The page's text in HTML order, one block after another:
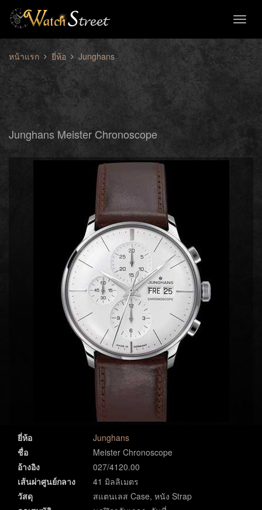
หน้าแรก ยี่ห้อ Junghans
Junghans Meister Chronoscope
ยี่ห้อ
Junghans
ชื่อ
Meister Chronoscope
อ้างอิง
027/4120.00
เส้นผ่าศูนย์กลาง
41 มิลลิเมตร
วัสดุ
สแตนเลส Case, หนัง Strap